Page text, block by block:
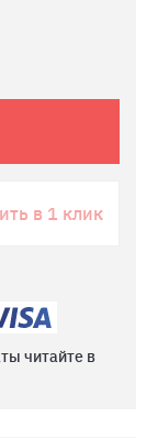
в 1 клик
читайте в